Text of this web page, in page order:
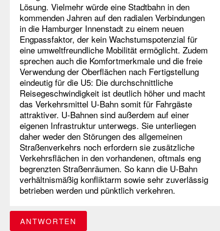
Lösung. Vielmehr würde eine Stadtbahn in den
kommenden Jahren auf den radialen Verbindungen
in die Hamburger Innenstadt zu einem neuen
Engpassfaktor, der kein Wachstumspotenzial für
eine umweltfreundliche Mobilität ermöglicht. Zudem
sprechen auch die Komfortmerkmale und die freie
Verwendung der Oberflächen nach Fertigstellung
eindeutig für die U5: Die durchschnittliche
Reisegeschwindigkeit ist deutlich höher und macht
das Verkehrsmittel U-Bahn somit für Fahrgäste
attraktiver. U-Bahnen sind außerdem auf einer
eigenen Infrastruktur unterwegs. Sie unterliegen
daher weder den Störungen des allgemeinen
Straßenverkehrs noch erfordern sie zusätzliche
Verkehrsflächen in den vorhandenen, oftmals eng
begrenzten Straßenräumen. So kann die U-Bahn
verhältnismäßig konfliktarm sowie sehr zuverlässig
betrieben werden und pünktlich verkehren.
ANTWORTEN